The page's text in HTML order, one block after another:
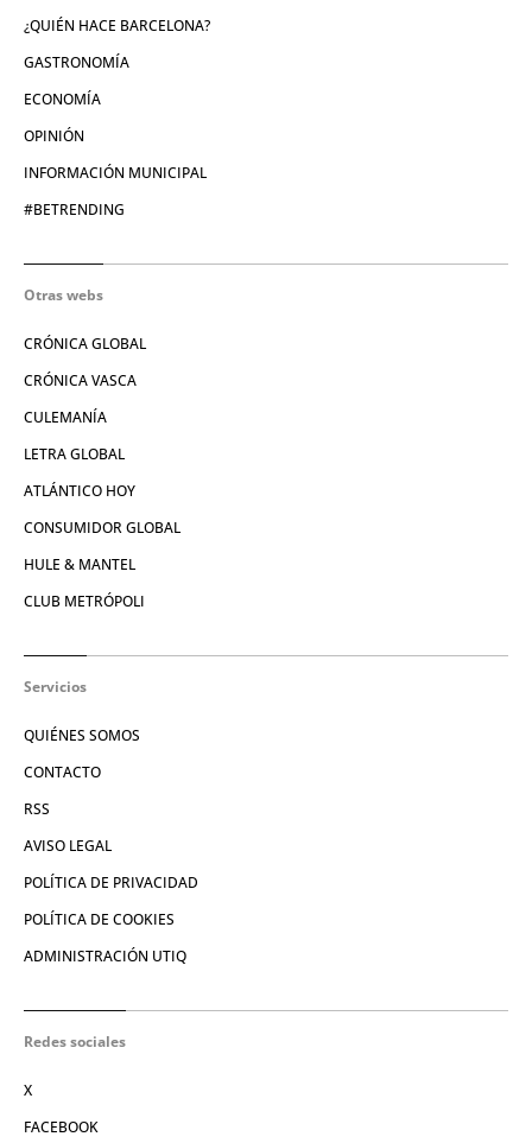
¿QUIÉN HACE BARCELONA?
GASTRONOMÍA
ECONOMÍA
OPINIÓN
INFORMACIÓN MUNICIPAL
#BETRENDING
Otras webs
CRÓNICA GLOBAL
CRÓNICA VASCA
CULEMANÍA
LETRA GLOBAL
ATLÁNTICO HOY
CONSUMIDOR GLOBAL
HULE & MANTEL
CLUB METRÓPOLI
Servicios
QUIÉNES SOMOS
CONTACTO
RSS
AVISO LEGAL
POLÍTICA DE PRIVACIDAD
POLÍTICA DE COOKIES
ADMINISTRACIÓN UTIQ
Redes sociales
X
FACEBOOK